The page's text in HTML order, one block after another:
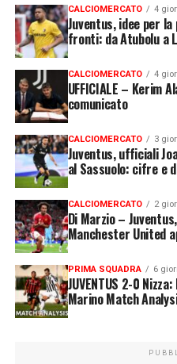
CALCIOMERCATO 4
Juventus, idee per
fronti: da Atubolu a
CALCIOMERCATO 4
UFFICIALE – Kerim
comunicato
CALCIOMERCATO 3
Juventus, ufficiali
al Sassuolo: cifre e
CALCIOMERCATO 2
Di Marzio –
Manchester United
PRIMA SQUADRA 6
JUVENTUS 2-0
Marino Match